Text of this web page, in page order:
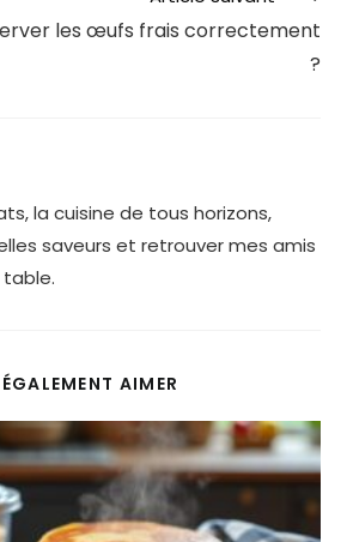
les œufs frais correctement
?
la cuisine de tous horizons,
saveurs et retrouver mes amis
AIMER